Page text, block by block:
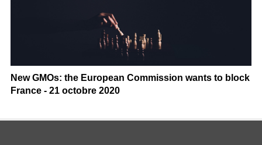
New GMOs: the European Commission wants to block
France - 21 octobre 2020